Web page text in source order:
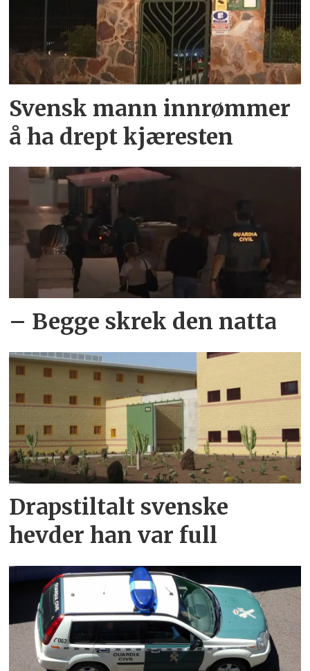
Svensk mann innrømmer
å ha drept kjæresten
–⁠ Begge skrek den natta
Drapstiltalt svenske
hevder han var full